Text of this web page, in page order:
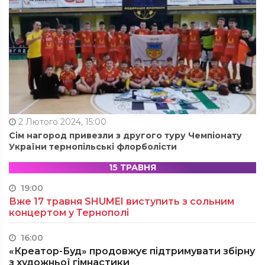
2 Лютого 2024, 15:00
Сім нагород привезли з другого туру Чемпіонату
України тернопільські флорболісти
15 ТРАВНЯ
19:00
Вже 17 травня SHUMEI виступить з сольним
концертом у Тернополі
16:00
«Креатор-Буд» продовжує підтримувати збірну
з художньої гімнастики